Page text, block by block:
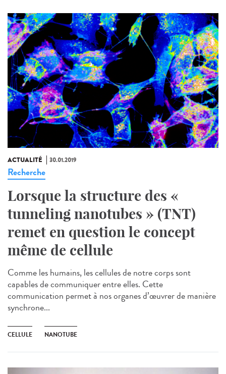
ACTUALITÉ 30.01.2019
Recherche
Lorsque la structure des «
tunneling nanotubes » (TNT)
remet en question le concept
même de cellule
Comme les humains, les cellules de notre corps sont
capables de communiquer entre elles. Cette
communication permet à nos organes d’œuvrer de manière
synchrone...
CELLULE NANOTUBE